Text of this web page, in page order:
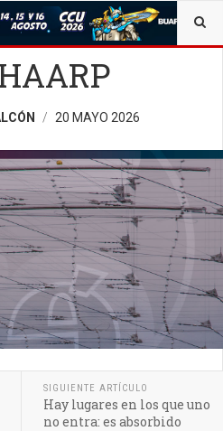
OPINIÓN
20 MAYO 2026
SIGUIENTE ARTÍCULO
Hay lugares en los que uno
no entra: es absorbido